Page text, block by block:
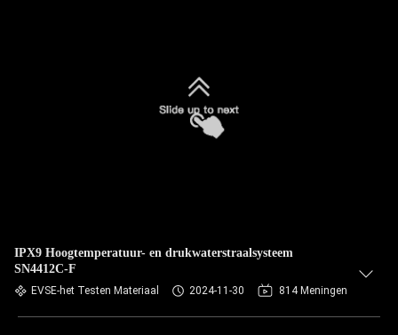
IPX9 Hoogtemperatuur- en drukwaterstraalsysteem
SN4412C-F
EVSE-het Testen Materiaal 2024-11-30 814 Meningen